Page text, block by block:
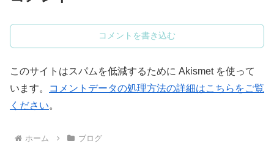
コメントを書き込む
このサイトはスパムを低減するために Akismet を使って
います。
コメントデータの処理方法の詳細はこちらをご覧
ください。
ホーム ブログ